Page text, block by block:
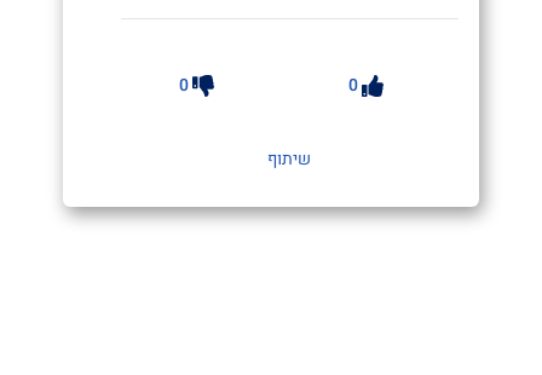
0
0
שיתוף